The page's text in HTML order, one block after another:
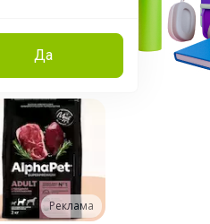
Да
Эксперты
Реклама